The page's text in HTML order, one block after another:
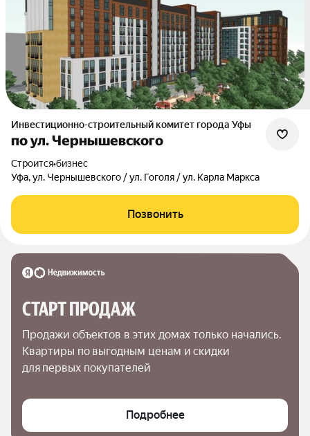
Инвестиционно-строительный комитет города Уфы
по ул. Чернышевского
Строится•бизнес
Уфа, ул. Чернышевского / ул. Гоголя / ул. Карла Маркса
Позвонить
СТАРТ ПРОДАЖ
Продажи объектов в этих домах только начались.
Квартиры по выгодным ценам и скидки
для первых покупателей
Подробнее